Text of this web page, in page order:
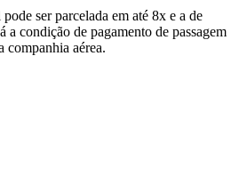
ser parcelada em até 8x e a de
a condição de pagamento de passagem
companhia aérea.